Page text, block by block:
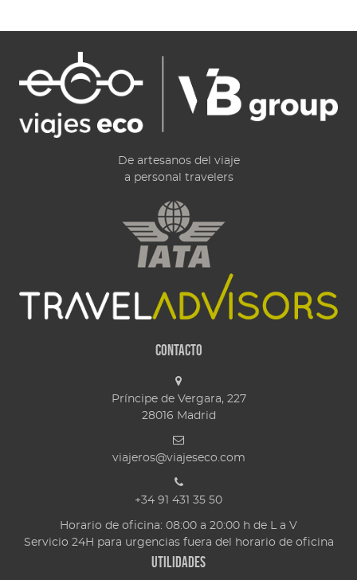
De artesanos del viaje
a personal travelers
Contacto
Príncipe de Vergara, 227
28016 Madrid
viajeros@viajeseco.com
+34 91 431 35 50
Horario de oficina: 08:00 a 20:00 h de L a V
Servicio 24H para urgencias fuera del horario de oficina
Utilidades